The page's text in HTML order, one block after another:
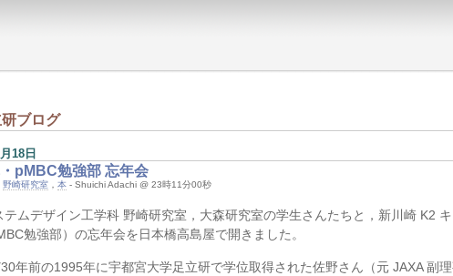
研ブログ
18日
pMBC勉強部 忘年会
野崎研究室 本 - Shuichi Adachi @ 23時11分00秒
テムデザイン工学科 野崎研究室，大森研究室の学生さんたちと，新川崎 K2
勉強部）の忘年会を日本橋高島屋で開きました。
年前の1995年に宇都宮大学足立研で学位取得された佐野さん（元 JAXA 副